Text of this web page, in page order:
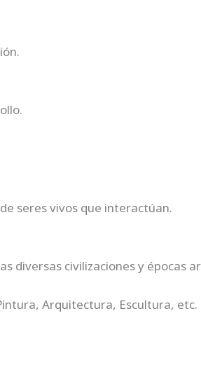
seres vivos que interactúan.
diversas civilizaciones y épocas
Arquitectura, Escultura, etc.